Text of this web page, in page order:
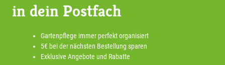
in dein Postfach
Gartenpflege immer perfekt organisiert
5€ bei der nächsten Bestellung sparen
Exklusive Angebote und Rabatte